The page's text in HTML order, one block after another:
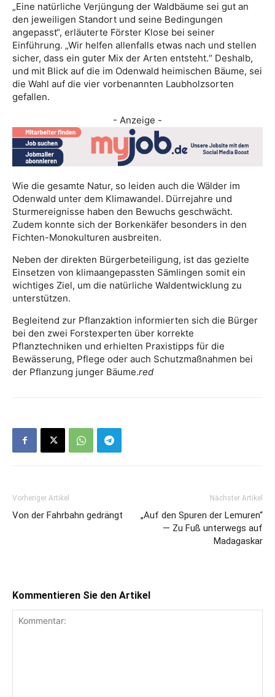
„Eine natürliche Verjüngung der Waldbäume sei gut an
den jeweiligen Standort und seine Bedingungen
angepasst“, erläuterte Förster Klose bei seiner
Einführung. „Wir helfen allenfalls etwas nach und stellen
sicher, dass ein guter Mix der Arten entsteht.“ Deshalb,
und mit Blick auf die im Odenwald heimischen Bäume, sei
die Wahl auf die vier vorbenannten Laubholzsorten
gefallen.
- Anzeige -
Wie die gesamte Natur, so leiden auch die Wälder im
Odenwald unter dem Klimawandel. Dürrejahre und
Sturmereignisse haben den Bewuchs geschwächt.
Zudem konnte sich der Borkenkäfer besonders in den
Fichten-Monokulturen ausbreiten.
Neben der direkten Bürgerbeteiligung, ist das gezielte
Einsetzen von klimaangepassten Sämlingen somit ein
wichtiges Ziel, um die natürliche Waldentwicklung zu
unterstützen.
Begleitend zur Pflanzaktion informierten sich die Bürger
bei den zwei Forstexperten über korrekte
Pflanztechniken und erhielten Praxistipps für die
Bewässerung, Pflege oder auch Schutzmaßnahmen bei
der Pflanzung junger Bäume.red
Vorheriger Artikel
Von der Fahrbahn gedrängt
Nächster Artikel
„Auf den Spuren der Lemuren“
— Zu Fuß unterwegs auf
Madagaskar
Kommentieren Sie den Artikel